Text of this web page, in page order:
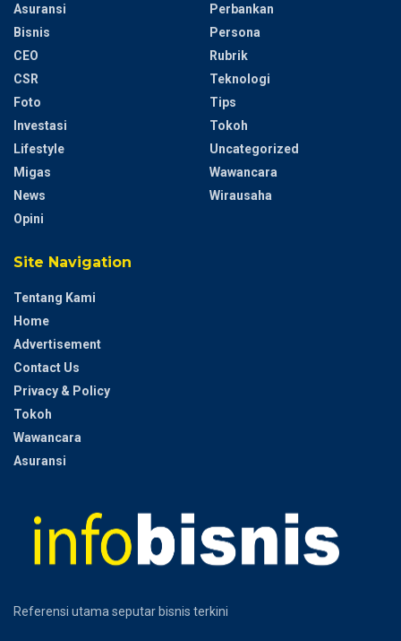
Asuransi
Bisnis
CEO
CSR
Foto
Investasi
Lifestyle
Migas
News
Opini
Perbankan
Persona
Rubrik
Teknologi
Tips
Tokoh
Uncategorized
Wawancara
Wirausaha
Site Navigation
Tentang Kami
Home
Advertisement
Contact Us
Privacy & Policy
Tokoh
Wawancara
Asuransi
Referensi utama seputar bisnis terkini